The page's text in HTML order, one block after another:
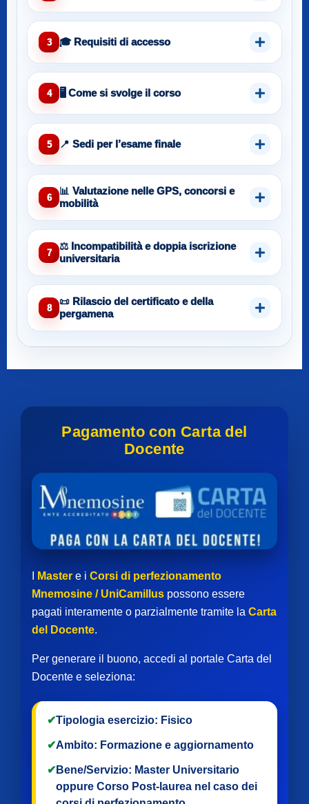
3 🎓 Requisiti di accesso
4 🖥️ Come si svolge il corso
5 📍 Sedi per l’esame finale
6
📊 Valutazione nelle GPS, concorsi e
mobilità
7
⚖️ Incompatibilità e doppia iscrizione
universitaria
8
📜 Rilascio del certificato e della
pergamena
Pagamento con Carta del
Docente
Master e i Corsi di perfezionamento
Mnemosine / UniCamillus possono essere
pagati interamente o parzialmente tramite la Carta
del Docente.
Per generare il buono, accedi al portale Carta del
Docente e seleziona:
✔Tipologia esercizio: Fisico
✔Ambito: Formazione e aggiornamento
✔ Bene/Servizio: Master Universitario
oppure Corso Post-laurea nel caso dei